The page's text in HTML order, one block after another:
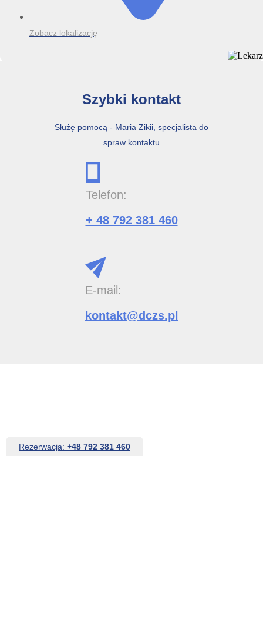
Zobacz lokalizację
Szybki kontakt
Służę pomocą - Maria Zikii, specjalista do
spraw kontaktu
Telefon:
+ 48 792 381 460
E-mail:
kontakt@dczs.pl
Rezerwacja: +48 792 381 460